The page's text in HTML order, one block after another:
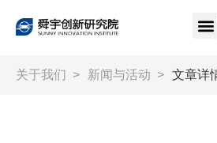
关于我们 > 新闻与活动 > 文章详